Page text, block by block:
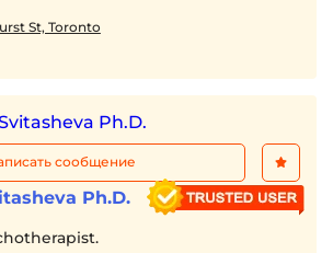
St, Toronto
сообщение
Ph.D.